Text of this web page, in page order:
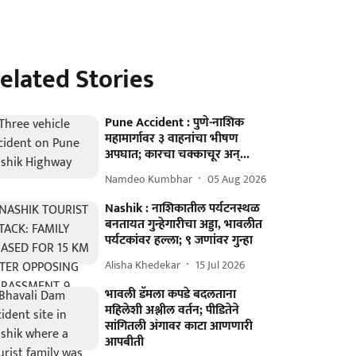
Stories
Pune Accident : पुणे-नाशिक
महामार्गावर ३ वाहनांचा भीषण
अपघात; कारचा चक्काचूर अन्...
Namdeo Kumbhar 05 Aug 2026
Nashik : नाशिकातील पर्यटनस्थळ
बनतायत गुन्हेगारीचा अड्डा, भावलीत
पर्यटकांवर हल्ला; ९ जणांवर गुन्हा
Alisha Khedekar 15 Jul 2026
भावली डॅमला कपडे बदलताना
महिलेशी अश्लील वर्तन; पीडितेने
सांगितली अंगावर काटा आणणारी
आपबीती